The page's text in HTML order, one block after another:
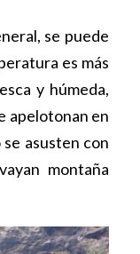
se puede
es más
y húmeda,
apelotonan en
asusten con
montaña